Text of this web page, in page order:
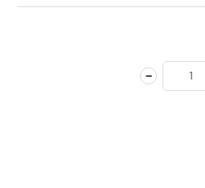
Menge